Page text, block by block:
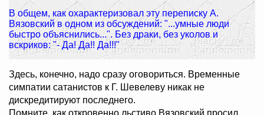
В общем, как охарактеризовал эту переписку А.
Вязовский в одном из обсуждений: "...умные люди
быстро объяснились...". Без драки, без уколов и
вскриков: "- Да! Да!! Да!!!"
Здесь, конечно, надо сразу оговориться. Временные
симпатии сатанистов к Г. Шевелеву никак не
дискредитируют последнего.